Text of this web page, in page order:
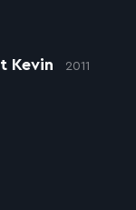
Kevin 2011